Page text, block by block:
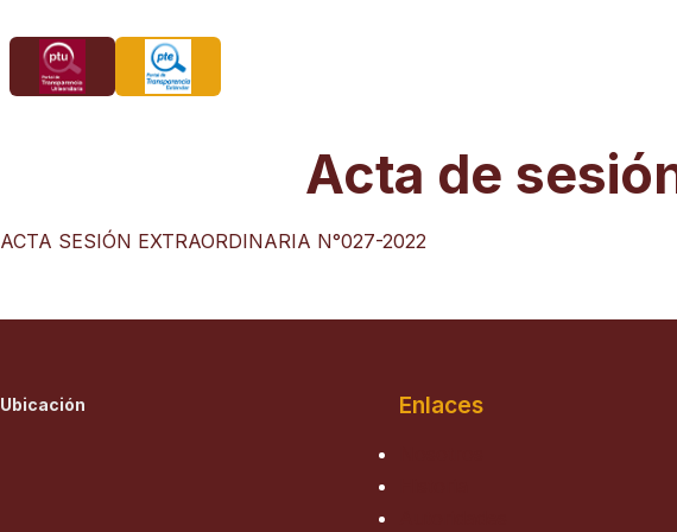
al
contenido
Acta de
ACTA SESIÓN EXTRAORDINARIA N°027-2022
Ubicación Enlaces